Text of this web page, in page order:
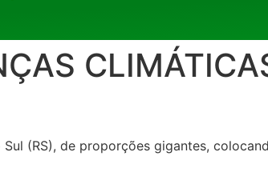
(RS), de proporções gigantes,